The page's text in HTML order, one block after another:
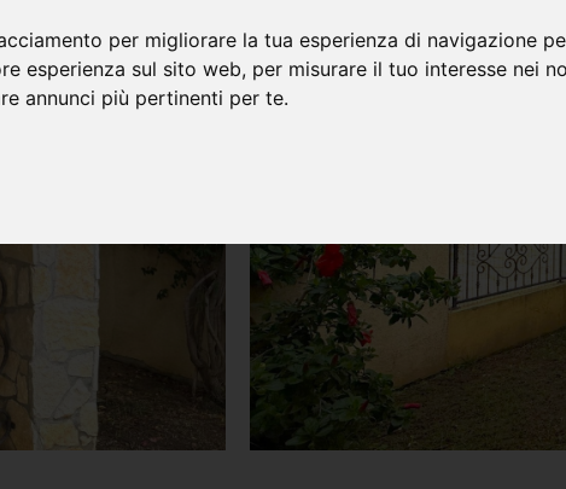
per migliorare la tua esperienza di navigazione
esperienza sul sito web, per misurare il tuo interesse nei
annunci più pertinenti per te.